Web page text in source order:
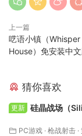
上一篇
呓语小镇（
House）免安装中
猜你喜欢
更新 硅晶战场（
PC游戏 · 枪战射击 ·